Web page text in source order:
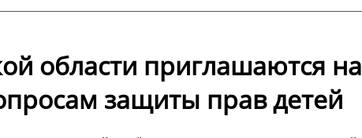
области приглашаются на
защиты прав детей